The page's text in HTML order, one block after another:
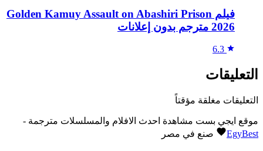
فيلم Golden Kamuy Assault on Abashiri Prison
2026 مترجم بدون إعلانات
6.3
التعليقات
التعليقات مغلقة مؤقتاً
موقع ايجي بست مشاهدة احدث الافلام والمسلسلات مترجمة -
EgyBest
صنع في مصر